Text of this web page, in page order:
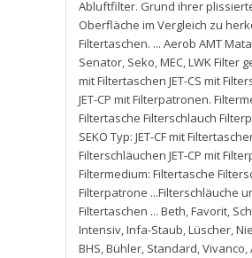
Abluftfilter. Grund ihrer
Oberfläche im Vergleich zu
Filtertaschen. ... Aerob AMT
Senator, Seko,MEC,LWK Filter
mit Filtertaschen JET-CS mit
JET-CP mit Filterpatronen.
Filtertasche Filterschlauch
SEKO Typ: JET-CF mit
Filterschläuchen JET-CP mit
Filtermedium: Filtertasche
Filterpatrone ...Filterschläuche
Filtertaschen ... Beth,Favorit,
Intensiv,Infa-Staub,Lüscher,
BHS,Bühler, Standard,Vivanco,